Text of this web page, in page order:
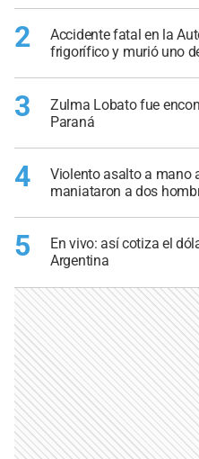
2
Accidente fatal en la
frigorífico y murió uno
3
Zulma Lobato fue
Paraná
4
Violento asalto a mano
maniataron a dos
5
En vivo: así cotiza el
Argentina